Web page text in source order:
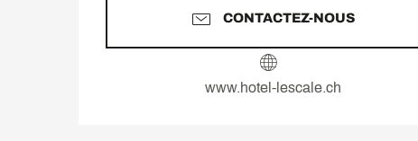
CONTACTEZ-NOUS
www.hotel-lescale.ch